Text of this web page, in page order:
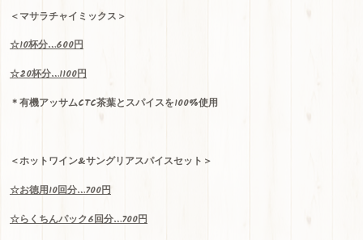
＜マサラチャイミックス＞
☆10杯分…600円
☆20杯分…1100円
＊有機アッサムCTC茶葉とスパイスを100%使用
＜ホットワイン&サングリアスパイスセット＞
☆お徳用10回分…700円
☆らくちんパック6回分…700円